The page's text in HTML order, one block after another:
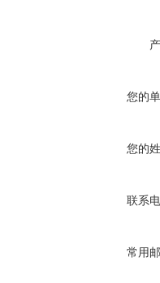
您的
您的
联系
常用